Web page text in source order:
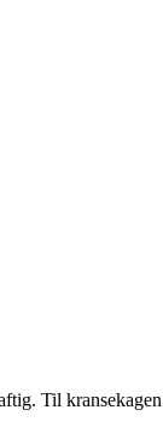
Til kransekagen